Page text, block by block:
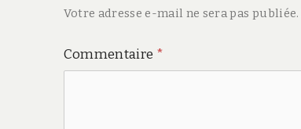
Votre adresse e-mail ne sera pas publiée.
Commentaire *